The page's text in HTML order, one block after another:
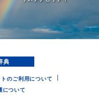
典
のご利用について
について